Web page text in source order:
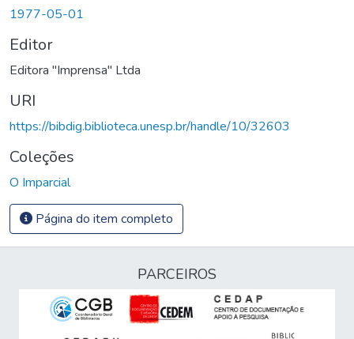
1977-05-01
Editor
Editora "Imprensa" Ltda
URI
https://bibdig.biblioteca.unesp.br/handle/10/32603
Coleções
O Imparcial
Página do item completo
PARCEIROS